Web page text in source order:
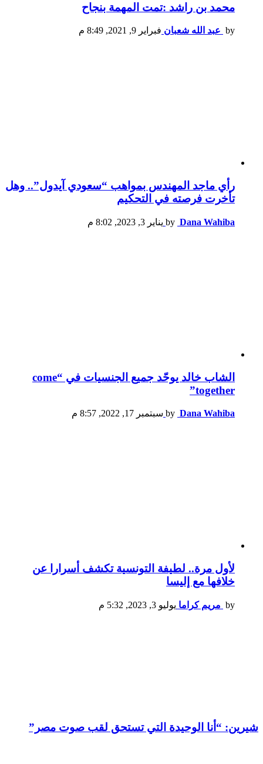
محمد بن راشد :تمت المهمة بنجاح
by عبد الله شعبان فبراير 9, 2021, 8:49 م
رأي ماجد المهندس بمواهب “سعودي آيدول”.. وهل
تأخرت فرصته في التحكيم
by Dana Wahiba يناير 3, 2023, 8:02 م
الشاب خالد يوحّد جميع الجنسيات في “come
together”
by Dana Wahiba سبتمبر 17, 2022, 8:57 م
لأول مرة.. لطيفة التونسية تكشف أسرارا عن
خلافها مع إليسا
by مريم كراما يوليو 3, 2023, 5:32 م
شيرين: “أنا الوحيدة التي تستحق لقب صوت مصر”